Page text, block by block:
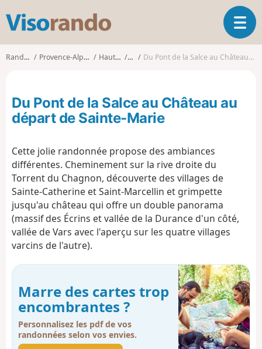
s
o
d
o
O
u
Randonnées Provence-Alpes-Côte d'Azur Hautes-Alpes VarsDu Pont de la Salce au Château au départ de Sainte-Marie
Du Pont de la Salce au Château au
départ de Sainte-Marie
Cette jolie randonnée propose des ambiances
différentes. Cheminement sur la rive droite du
Torrent du Chagnon, découverte des villages de
Sainte-Catherine et Saint-Marcellin et grimpette
jusqu'au château qui offre un double panorama
(massif des Écrins et vallée de la Durance d'un côté,
vallée de Vars avec l'aperçu sur les quatre villages
varcins de l'autre).
Marre des cartes trop
encombrantes ?
Personnalisez les pdf de vos
randonnées selon vos envies.